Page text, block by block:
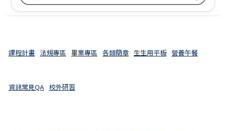
課程計畫 法規專區 畢業專區 各類簡章 生生用平板 營養午餐
資訊常見QA 校外研習